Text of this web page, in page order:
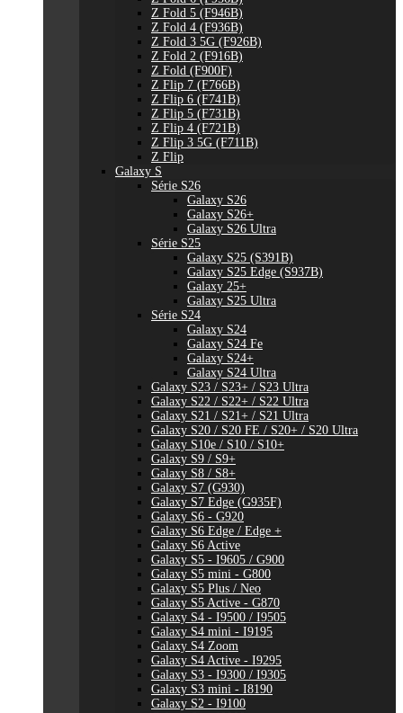
Z Fold 5 (F946B)
Z Fold 4 (F936B)
Z Fold 3 5G (F926B)
Z Fold 2 (F916B)
Z Fold (F900F)
Z Flip 7 (F766B)
Z Flip 6 (F741B)
Z Flip 5 (F731B)
Z Flip 4 (F721B)
Z Flip 3 5G (F711B)
Z Flip
Galaxy S
Série S26
Galaxy S26
Galaxy S26+
Galaxy S26 Ultra
Série S25
Galaxy S25 (S391B)
Galaxy S25 Edge (S937B)
Galaxy 25+
Galaxy S25 Ultra
Série S24
Galaxy S24
Galaxy S24 Fe
Galaxy S24+
Galaxy S24 Ultra
Galaxy S23 / S23+ / S23 Ultra
Galaxy S22 / S22+ / S22 Ultra
Galaxy S21 / S21+ / S21 Ultra
Galaxy S20 / S20 FE / S20+ / S20 Ultra
Galaxy S10e / S10 / S10+
Galaxy S9 / S9+
Galaxy S8 / S8+
Galaxy S7 (G930)
Galaxy S7 Edge (G935F)
Galaxy S6 - G920
Galaxy S6 Edge / Edge +
Galaxy S6 Active
Galaxy S5 - I9605 / G900
Galaxy S5 mini - G800
Galaxy S5 Plus / Neo
Galaxy S5 Active - G870
Galaxy S4 - I9500 / I9505
Galaxy S4 mini - I9195
Galaxy S4 Zoom
Galaxy S4 Active - I9295
Galaxy S3 - I9300 / I9305
Galaxy S3 mini - I8190
Galaxy S2 - I9100